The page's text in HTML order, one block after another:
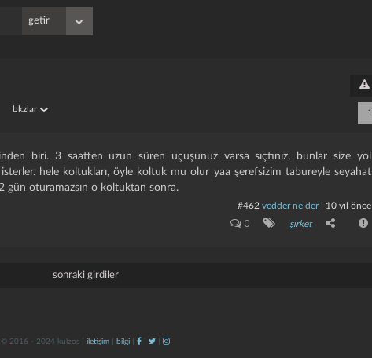
bkzlar 1
biri. 3 saatten uzun süren uçuşunuz varsa sıçtınız, bunlar size yol
hele koltukları, öyle koltuk mu olur yaa şerefsizim tabureyle seyahat
gün oturamazsın o koltuktan sonra.
#462 vedder ne der| 10 yıl önce
0 şirket
sonraki girdiler
© 2016 - 2024 kulzos | iletişim bilgi